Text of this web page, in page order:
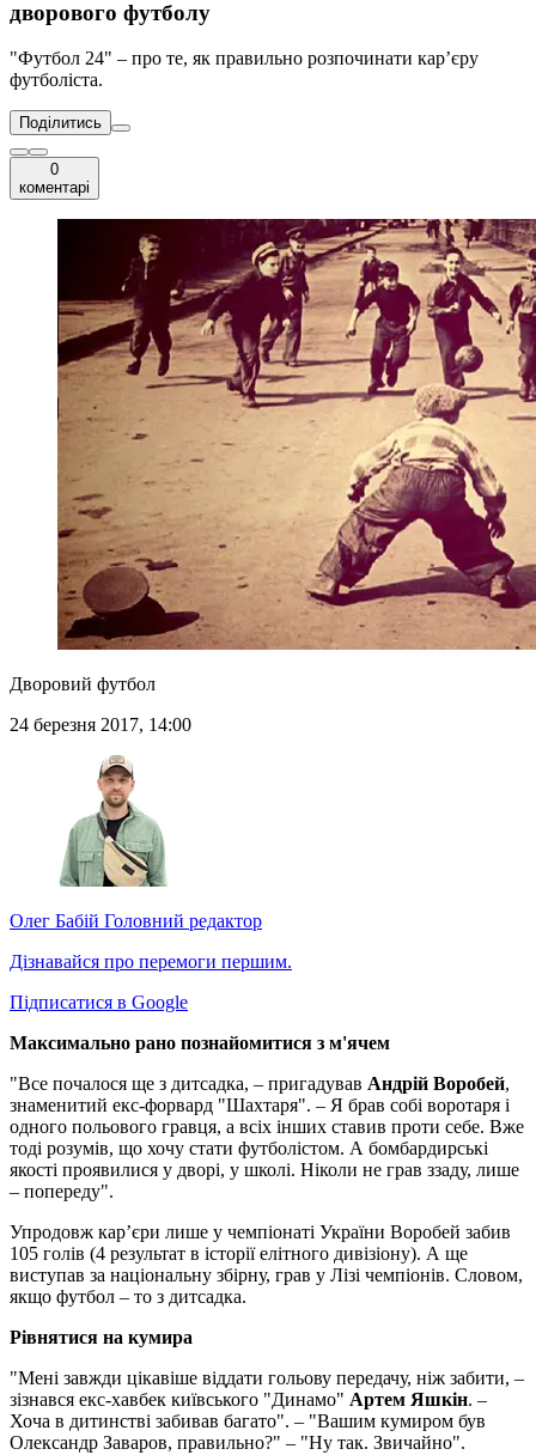
дворового футболу
"Футбол 24" – про те, як правильно розпочинати кар’єру
футболіста.
Поділитись
0
коментарі
Дворовий футбол
24 березня 2017, 14:00
Олег Бабій Головний редактор
Дізнавайся про перемоги першим.
Підписатися в Google
Максимально рано познайомитися з м'ячем
"Все почалося ще з дитсадка, – пригадував Андрій Воробей,
знаменитий екс-форвард "Шахтаря". – Я брав собі воротаря і
одного польового гравця, а всіх інших ставив проти себе. Вже
тоді розумів, що хочу стати футболістом. А бомбардирські
якості проявилися у дворі, у школі. Ніколи не грав ззаду, лише
– попереду".
Упродовж кар’єри лише у чемпіонаті України Воробей забив
105 голів (4 результат в історії елітного дивізіону). А ще
виступав за національну збірну, грав у Лізі чемпіонів. Словом,
якщо футбол – то з дитсадка.
Рівнятися на кумира
"Мені завжди цікавіше віддати гольову передачу, ніж забити, –
зізнався екс-хавбек київського "Динамо" Артем Яшкін. –
Хоча в дитинстві забивав багато". – "Вашим кумиром був
Олександр Заваров, правильно?" – "Ну так. Звичайно".